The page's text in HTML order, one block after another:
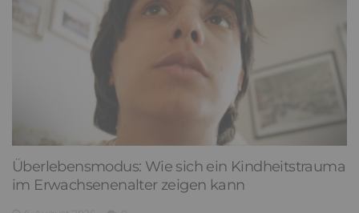
Überlebensmodus: Wie sich ein Kindheitstrauma
im Erwachsenenalter zeigen kann